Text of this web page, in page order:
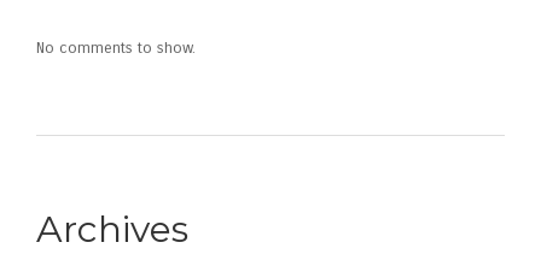
No comments to show.
Archives